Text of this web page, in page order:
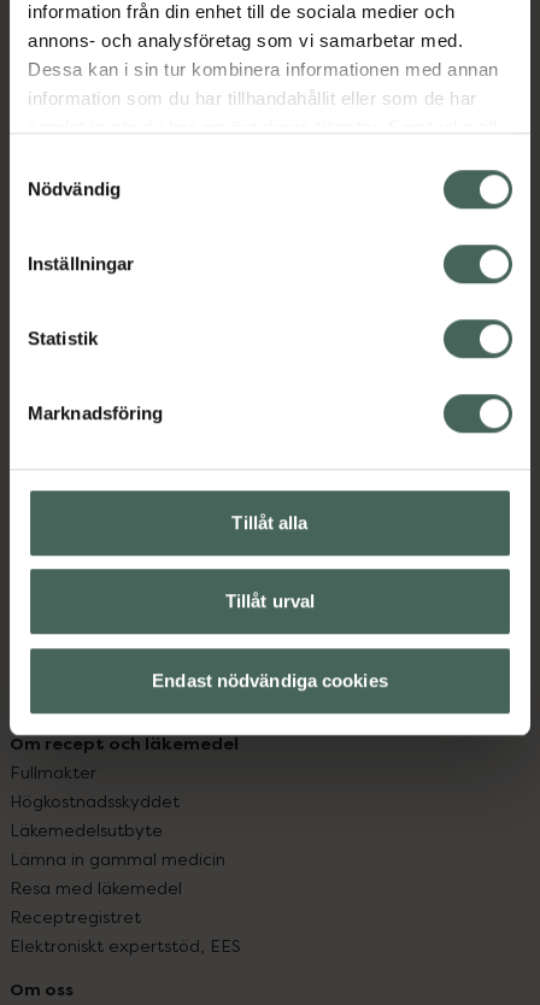
information från din enhet till de sociala medier och
annons- och analysföretag som vi samarbetar med.
Dessa kan i sin tur kombinera informationen med annan
information som du har tillhandahållit eller som de har
återkalla ditt samtycke via webbplatsens
cookieinställningar. Ett återkallat samtycke påverkar inte
lagligheten av behandling som skett innan återkallelsen.
Nödvändig
Inställningar
Statistik
Marknadsföring
Tillåt alla
Tillåt urval
Endast nödvändiga cookies
Beskrivning Dölj
EAN:08427711126478
Kronans Apotek finns här för dig. Du hittar oss från Skåne i
syd till Lappland i norr, och online i mobilen och på
datorn. Oavsett vem du är så är det vårt uppdrag att
hjälpa just dig att må lite bättre. Välkommen att prata
Kontakta oss
Vanliga frågor
Handla tryggt
Sajtens tillgänglighet
Om recept och läkemedel
Fullmakter
Högkostnadsskyddet
Läkemedelsutbyte
Lämna in gammal medicin
Resa med läkemedel
Receptregistret
Elektroniskt expertstöd, EES
Om oss